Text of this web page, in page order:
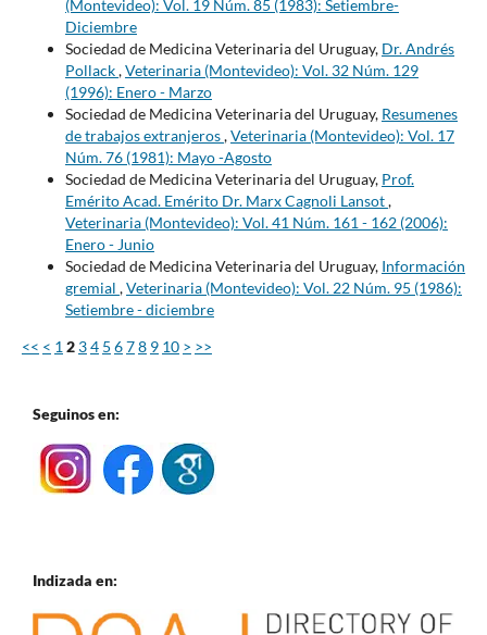
(Montevideo): Vol. 19 Núm. 85 (1983): Setiembre-
Diciembre
Sociedad de Medicina Veterinaria del Uruguay, Dr. Andrés
Pollack,Veterinaria (Montevideo): Vol. 32 Núm. 129
(1996): Enero - Marzo
Sociedad de Medicina Veterinaria del Uruguay, Resumenes
de trabajos extranjeros,Veterinaria (Montevideo): Vol. 17
Núm. 76 (1981): Mayo -Agosto
Sociedad de Medicina Veterinaria del Uruguay, Prof.
Emérito Acad. Emérito Dr. Marx Cagnoli Lansot,
Veterinaria (Montevideo): Vol. 41 Núm. 161 - 162 (2006):
Enero - Junio
Sociedad de Medicina Veterinaria del Uruguay, Información
gremial ,Veterinaria (Montevideo): Vol. 22 Núm. 95 (1986):
Setiembre - diciembre
<< < 1 2 34 5 678 9 10 > >>
Seguinos en:
Indizada en: